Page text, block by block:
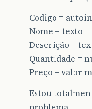
Codigo =
Nome = texto
Descrição =
Quantidade =
Preço = valor
Estou